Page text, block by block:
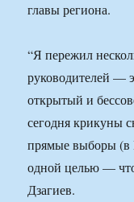
главы региона.
“Я пережил
руководителей —
открытый и
сегодня крикуны
прямые выборы
одной целью —
Дзагиев.